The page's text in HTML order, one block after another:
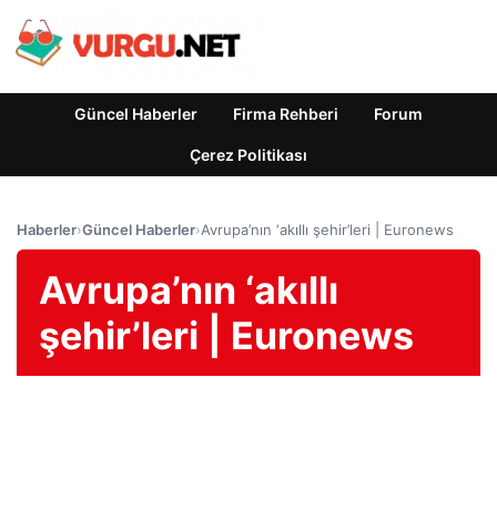
Güncel Haberler Firma Rehberi Forum
Çerez Politikası
Haberler›Güncel Haberler›Avrupa’nın ‘akıllı şehir’leri | Euronews
Avrupa’nın ‘akıllı
şehir’leri | Euronews